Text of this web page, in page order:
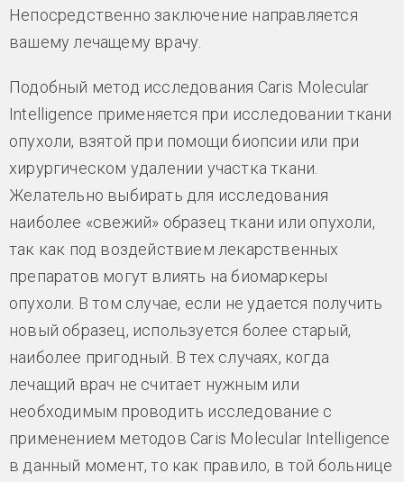
Непосредственно заключение направляется
вашему лечащему врачу.
Подобный метод исследования Caris Molecular
Intelligence применяется при исследовании ткани
опухоли, взятой при помощи биопсии или при
хирургическом удалении участка ткани.
Желательно выбирать для исследования
наиболее «свежий» образец ткани или опухоли,
так как под воздействием лекарственных
препаратов могут влиять на биомаркеры
опухоли. В том случае, если не удается получить
новый образец, используется более старый,
наиболее пригодный. В тех случаях, когда
лечащий врач не считает нужным или
необходимым проводить исследование с
применением методов Caris Molecular Intelligence
в данный момент, то как правило, в той больнице